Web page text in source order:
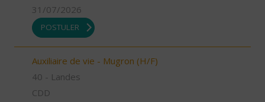
31/07/2026
POSTULER
Auxiliaire de vie - Mugron (H/F)
40 - Landes
CDD